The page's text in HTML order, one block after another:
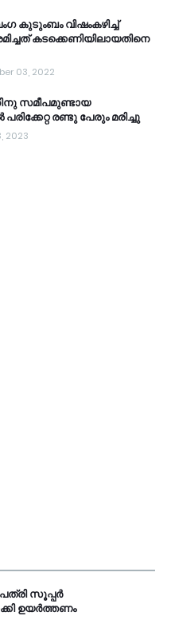
കുടുംബം വിഷംകഴിച്ച്‌
കടക്കെണിയിലായതിനെ
03, 2022
സമീപമുണ്ടായ
രണ്ടു പേരും മരിച്ചു
2023
സൂപ്പർ
ഉയർത്തണം